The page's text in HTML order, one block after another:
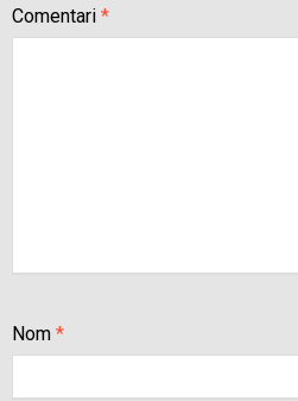
Comentari *
Nom *